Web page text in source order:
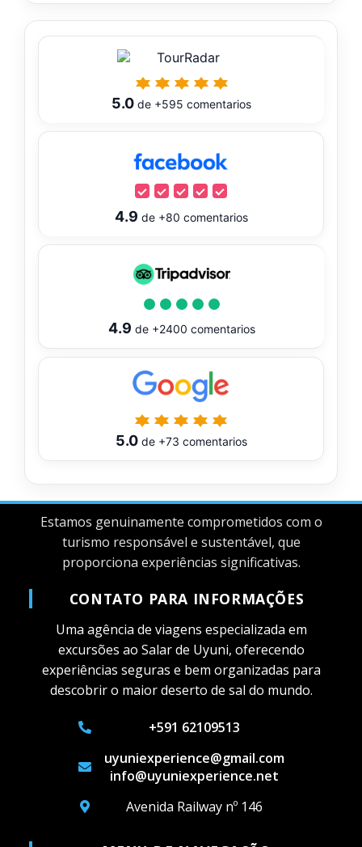
5.0 de +595 comentarios
4.9 de +80 comentarios
4.9 de +2400 comentarios
5.0de +73 comentarios
Estamos genuinamente comprometidos com o
turismo responsável e sustentável, que
proporciona experiências significativas.
CONTATO PARA INFORMAÇÕES
Uma agência de viagens especializada em
excursões ao Salar de Uyuni, oferecendo
experiências seguras e bem organizadas para
descobrir o maior deserto de sal do mundo.
+591 62109513
uyuniexperience@gmail.com
info@uyuniexperience.net
Avenida Railway nº 146